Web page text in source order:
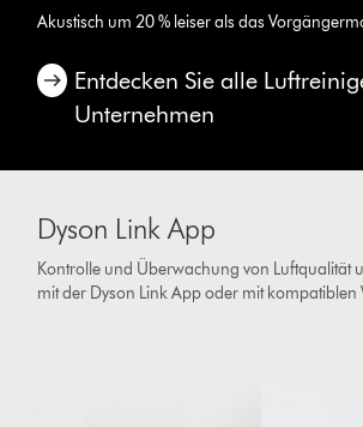
Akustisch um 20 % leiser als das
Entdecken Sie alle
Unternehmen
Dyson Link App
Kontrolle und Überwachung von Luftqualität
mit der Dyson Link App oder mit kompatiblen